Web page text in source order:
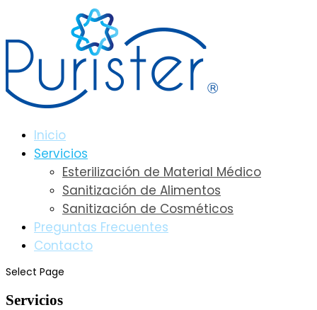
Inicio
Servicios
Esterilización de Material Médico
Sanitización de Alimentos
Sanitización de Cosméticos
Preguntas Frecuentes
Contacto
Select Page
Servicios